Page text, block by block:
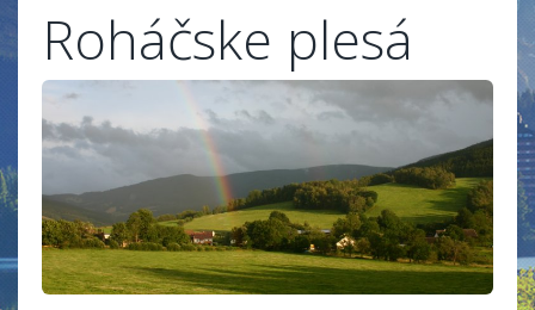
Roháčske plesá